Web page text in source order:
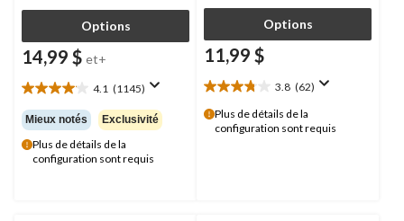
Options
14,99 $ et+
4.1 (1145)
4.1
étoile(s)
sur
5.
1145
Mieux notés Exclusivité
Plus de détails de la
configuration sont requis
Options
11,99 $
3.8 (62)
3.8
étoile(s)
sur
Plus de détails de la
configuration sont requis